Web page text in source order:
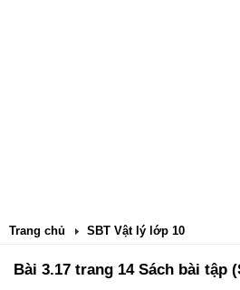
Trang chủ SBT Vật lý lớp 10
Bài 3.17 trang 14 Sách bài tập